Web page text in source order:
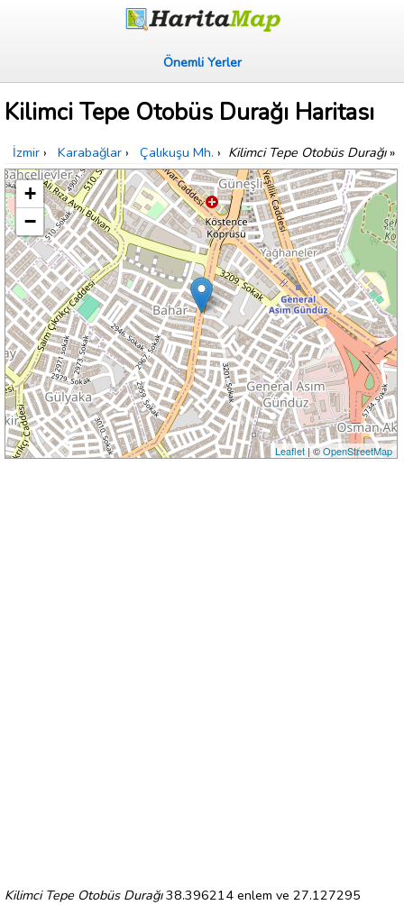
Önemli Yerler
Kilimci Tepe Otobüs Durağı Haritası
İzmir › Karabağlar › Çalıkuşu Mh. › Kilimci Tepe Otobüs Durağı»
+
−
Leaflet| ©OpenStreetMap
Kilimci Tepe Otobüs Durağı38.396214 enlem ve 27.127295